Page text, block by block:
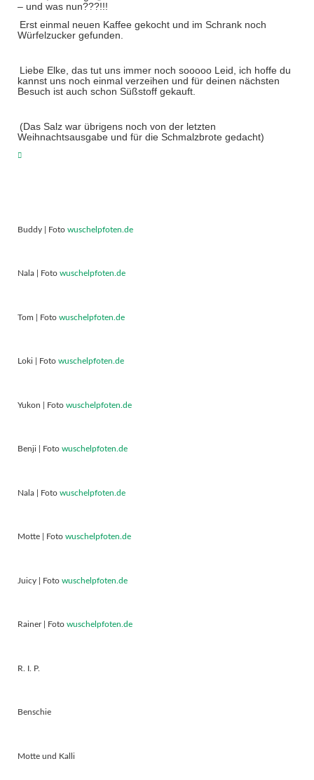
– und was nun???!!!
Erst einmal neuen Kaffee gekocht und im Schrank noch
Würfelzucker gefunden.
Liebe Elke, das tut uns immer noch sooooo Leid, ich hoffe du
kannst uns noch einmal verzeihen und für deinen nächsten
Besuch ist auch schon Süßstoff gekauft.
(Das Salz war übrigens noch von der letzten
Weihnachtsausgabe und für die Schmalzbrote gedacht)
Buddy | Foto wuschelpfoten.de
Nala | Foto wuschelpfoten.de
Tom | Foto wuschelpfoten.de
Loki | Foto wuschelpfoten.de
Yukon | Foto wuschelpfoten.de
Benji | Foto wuschelpfoten.de
Nala | Foto wuschelpfoten.de
Motte | Foto wuschelpfoten.de
Juicy | Foto wuschelpfoten.de
Rainer | Foto wuschelpfoten.de
R. I. P.
Benschie
Motte und Kalli